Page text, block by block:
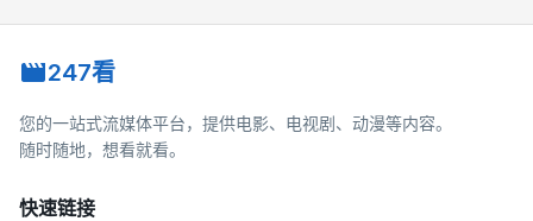
247看
您的一站式流媒体平台，提供电影、电视剧、动漫等内容。
随时随地，想看就看。
快速链接